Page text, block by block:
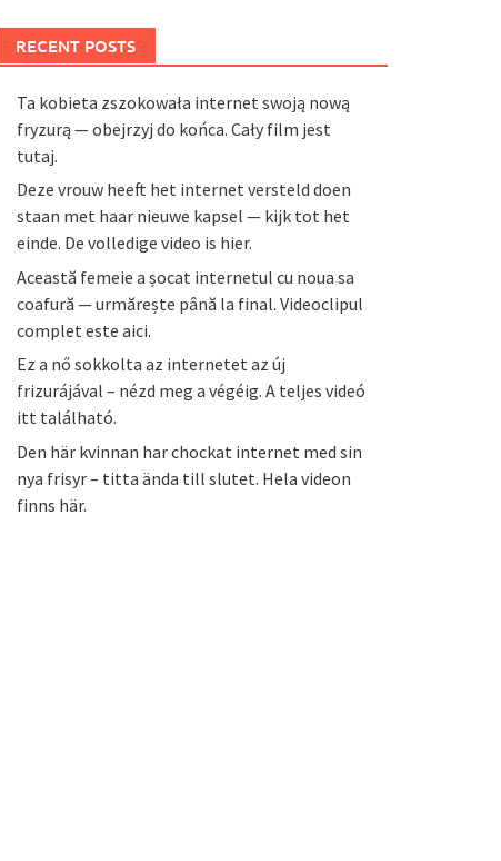
RECENT POSTS
Ta kobieta zszokowała internet swoją nową
fryzurą — obejrzyj do końca. Cały film jest
tutaj.
Deze vrouw heeft het internet versteld doen
staan met haar nieuwe kapsel — kijk tot het
einde. De volledige video is hier.
Această femeie a șocat internetul cu noua sa
coafură — urmărește până la final. Videoclipul
complet este aici.
Ez a nő sokkolta az internetet az új
frizurájával – nézd meg a végéig. A teljes videó
itt található.
Den här kvinnan har chockat internet med sin
nya frisyr – titta ända till slutet. Hela videon
finns här.